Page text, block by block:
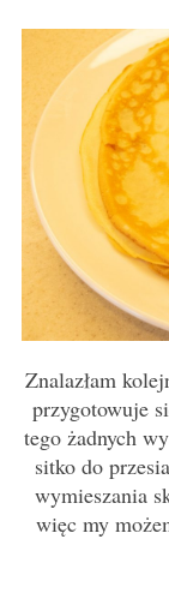
Znalazłam
przygotowuje
tego żadnych
sitko do
wymieszania
więc my